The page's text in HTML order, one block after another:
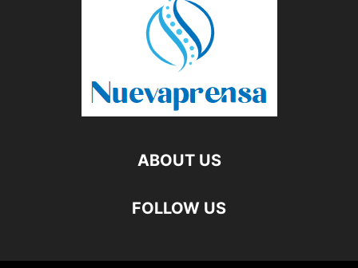
ABOUT US
FOLLOW US